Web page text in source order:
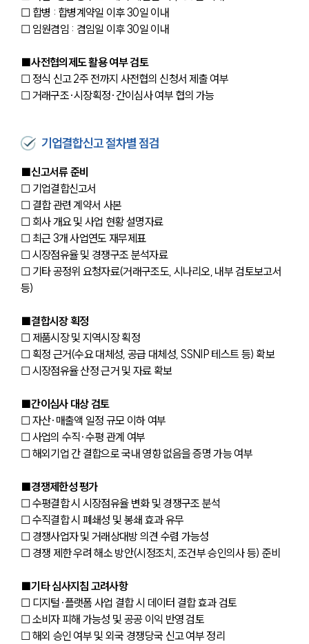
☐ 합병 : 합병계약일 이후 30일 이내
☐ 임원겸임 : 겸임일 이후 30일 이내
■사전협의제도 활용 여부 검토
☐ 정식 신고 2주 전까지 사전협의 신청서 제출 여부
☐ 거래구조·시장획정·간이심사 여부 협의 가능
기업결합신고 절차별 점검
■신고서류 준비
☐ 기업결합신고서
☐ 결합 관련 계약서 사본
☐ 회사 개요 및 사업 현황 설명자료
☐ 최근 3개 사업연도 재무제표
☐ 시장점유율 및 경쟁구조 분석자료
☐ 기타 공정위 요청자료(거래구조도, 시나리오, 내부 검토보고서
등)
■결합시장 획정
☐ 제품시장 및 지역시장 획정
☐ 획정 근거(수요 대체성, 공급 대체성, SSNIP 테스트 등) 확보
☐ 시장점유율 산정 근거 및 자료 확보
■간이심사 대상 검토
☐ 자산·매출액 일정 규모 이하 여부
☐ 사업의 수직·수평 관계 여부
☐ 해외기업 간 결합으로 국내 영향 없음을 증명 가능 여부
■경쟁제한성 평가
☐ 수평결합 시 시장점유율 변화 및 경쟁구조 분석
☐ 수직결합 시 폐쇄성 및 봉쇄 효과 유무
☐ 경쟁사업자 및 거래상대방 의견 수렴 가능성
☐ 경쟁 제한 우려 해소 방안(시정조치, 조건부 승인의사 등) 준비
■기타 심사지침 고려사항
☐ 디지털·플랫폼 사업 결합 시 데이터 결합 효과 검토
☐ 소비자 피해 가능성 및 공공 이익 반영 검토
☐ 해외 승인 여부 및 외국 경쟁당국 신고 여부 정리